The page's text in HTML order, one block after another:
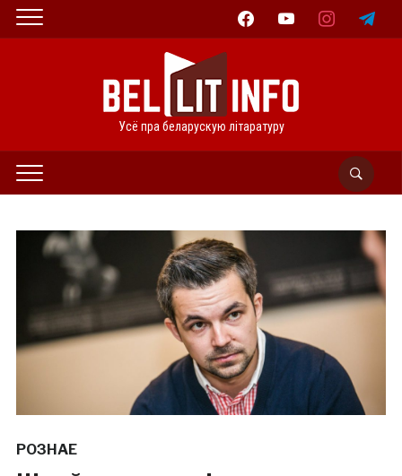
facebookyoutube instagramtelegram
Усё пра беларускую літаратуру
РОЗНАЕ